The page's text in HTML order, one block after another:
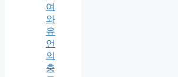
여
와
유
언
의
충